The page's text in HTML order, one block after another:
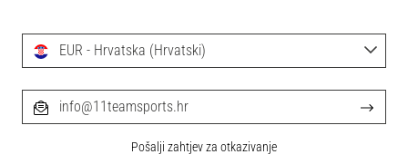
EUR - Hrvatska (Hrvatski)
info@11teamsports.hr
Pošalji zahtjev za otkazivanje